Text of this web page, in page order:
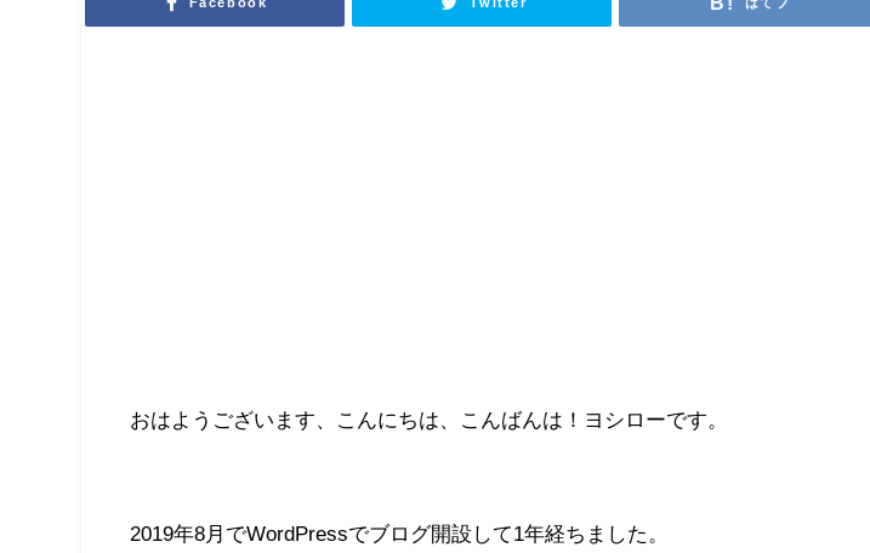
おはようございます、こんにちは、こんばんは！ヨシローです。
2019年8月でWordPressでブログ開設して1年経ちました。